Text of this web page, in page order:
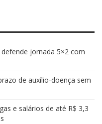
jornada 5×2 com
de auxílio-doença sem
e salários de até R$ 3,3